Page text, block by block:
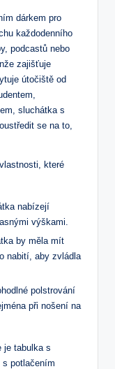
dárkem pro
každodenního
podcastů nebo
zajišťuje
útočiště od
sluchátka s
se na to,
které
nabízejí
výškami.
by měla mít
nabití, aby zvládla
polstrování
při nošení na
je tabulka s
s potlačením